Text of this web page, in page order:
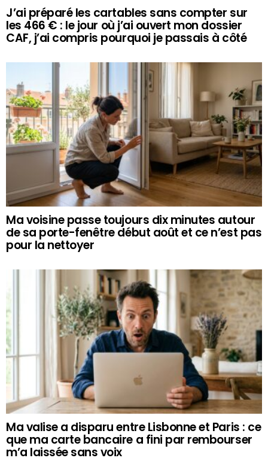
J’ai préparé les cartables sans compter sur
les 466 € : le jour où j’ai ouvert mon dossier
CAF, j’ai compris pourquoi je passais à côté
Ma voisine passe toujours dix minutes autour
de sa porte-fenêtre début août et ce n’est pas
pour la nettoyer
Ma valise a disparu entre Lisbonne et Paris : ce
que ma carte bancaire a fini par rembourser
m’a laissée sans voix